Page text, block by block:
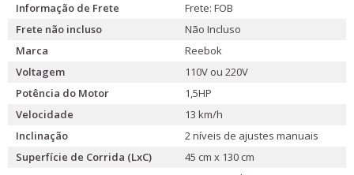
Informação de Frete
Frete: FOB
Frete não incluso
Não Incluso
Marca
Reebok
Voltagem
110V ou 220V
Potência do Motor
1,5HP
Velocidade
13 km/h
Inclinação
2 níveis de ajustes manuais
Superfície de Corrida (LxC)
45 cm x 130 cm